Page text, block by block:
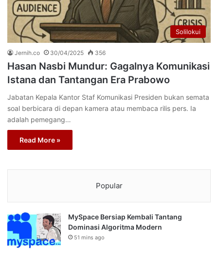
Solilokui
Jernih.co 30/04/2025 356
Hasan Nasbi Mundur: Gagalnya Komunikasi
Istana dan Tantangan Era Prabowo
Jabatan Kepala Kantor Staf Komunikasi Presiden bukan semata
soal berbicara di depan kamera atau membaca rilis pers. Ia
adalah pemegang…
Read More »
Popular
MySpace Bersiap Kembali Tantang
Dominasi Algoritma Modern
51 mins ago